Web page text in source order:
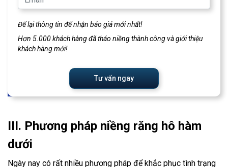
Để lại thông tin để nhận báo giá mới nhất!
Hơn 5.000 khách hàng đã tháo niềng thành công và giới thiệu
khách hàng mới!
Tư vấn ngay
III. Phương pháp niềng răng hô hàm
dưới
Ngày nay có rất nhiều phương pháp để khắc phục tình trạng